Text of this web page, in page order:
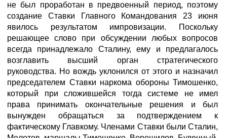
не был проработан в предвоенный период, поэтому
создание Ставки Главного Командования 23 июня
явилось результатом импровизации. Поскольку
решающее слово при обсуждении любых вопросов
всегда принадлежало Сталину, ему и предлагалось
возглавить высший орган стратегического
руководства. Но вождь уклонился от этого и назначил
председателем Ставки наркома обороны Тимошенко,
который при сложившейся тогда системе не имел
права принимать окончательные решения и был
вынужден обращаться за подтверждением к
фактическому Главкому. Членами Ставки были Сталин,